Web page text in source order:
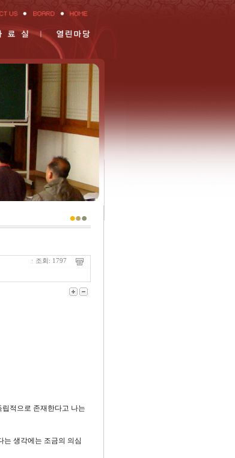
ㆍ조회: 1797
적으로 존재한다고 나는
는 생각에는 조금의 의심